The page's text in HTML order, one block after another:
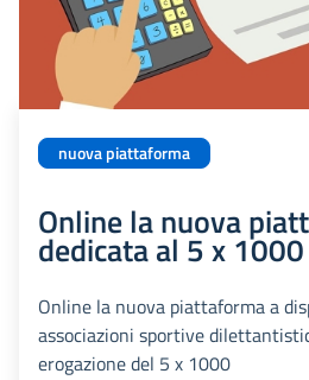
nuova piattaforma
Online la nuova
dedicata al 5 x 1000
Online la nuova piattaforma a
associazioni sportive
erogazione del 5 x 1000